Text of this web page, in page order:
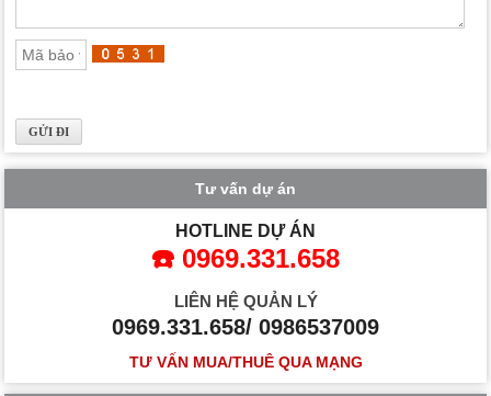
Tư vấn dự án
HOTLINE DỰ ÁN
☎️ 0969.331.658
LIÊN HỆ QUẢN LÝ
0969.331.658/ 0986537009
TƯ VẤN MUA/THUÊ QUA MẠNG